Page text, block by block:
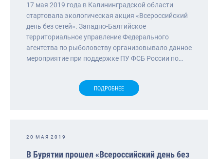
17 мая 2019 года в Калининградской области
стартовала экологическая акция «Всероссийский
день без сетей». Западно-Балтийское
территориальное управление Федерального
агентства по рыболовству организовывало данное
мероприятие при поддержке ПУ ФСБ России по…
ПОДРОБНЕЕ
20 МАЯ 2019
В Бурятии прошел «Всероссийский день без